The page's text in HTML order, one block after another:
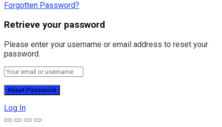
Forgotten Password?
Retrieve your password
Please enter your username or email address to reset your
password.
Log In